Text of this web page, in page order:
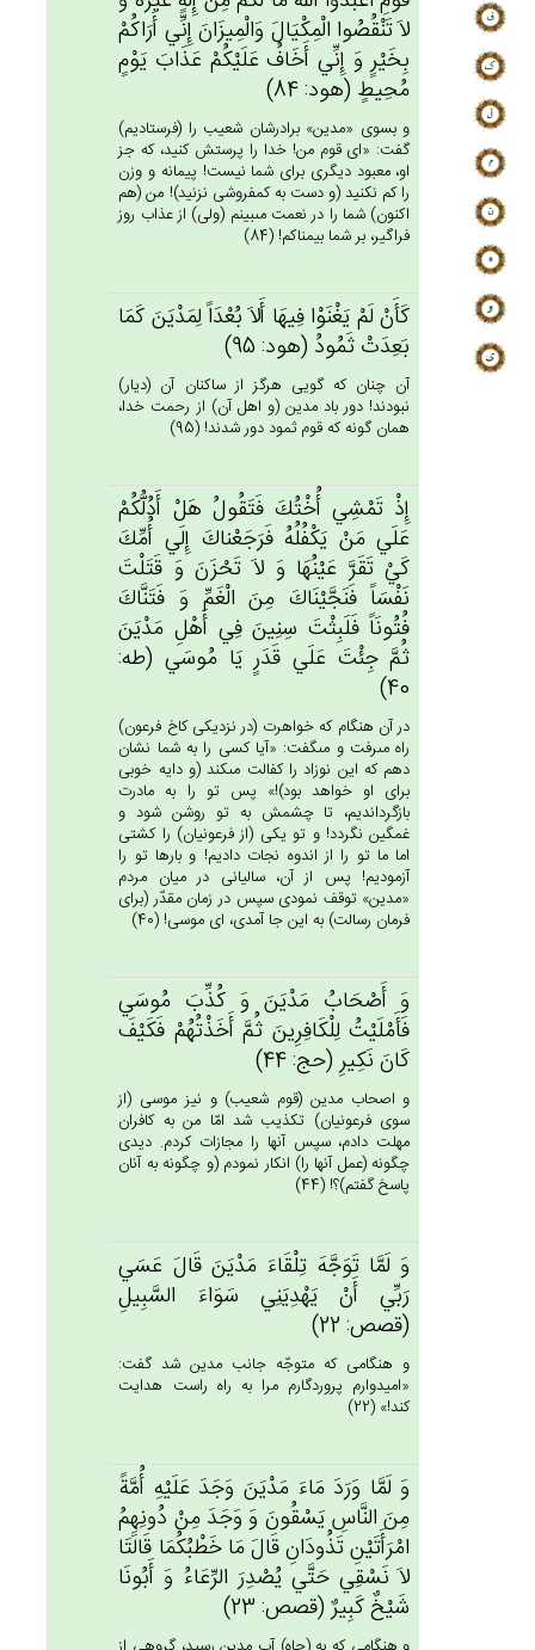
لاَ تَنْقُصُوا الْمِكْيَال‌َ وَالْمِيزَان‌َ إِنِّي‌ أَرَاكُمْ‌
بِخَيْرٍ وَ إِنِّي‌ أَخَاف‌ُ عَلَيْكُم‌ْ عَذَاب‌َ يَوْم‌ٍ
مُحِيط‌ٍ (هود: 84)
و بسوى «مدين» برادرشان شعيب را (فرستاديم)
گفت: «اى قوم من! خدا را پرستش كنيد، كه جز
او، معبود ديگرى براى شما نيست! پيمانه و وزن
را كم نكنيد (و دست به كم‏فروشى نزنيد)! من (هم
اكنون) شما را در نعمت مى‏بينم (ولى) از عذاب روز
فراگير، بر شما بيمناكم! (84)
كَأَن‌ْ لَم‌ْ يَغْنَوْا فِيهَا أَلاَ بُعْدَاً لِمَدْيَن‌َ كَمَا
بَعِدَت‌ْ ثَمُودُ (هود: 95)
آن چنان كه گويى هرگز از ساكنان آن (ديار)
نبودند! دور باد مدين (و اهل آن) از رحمت خدا،
همان گونه كه قوم ثمود دور شدند! (95)
إِذْ تَمْشِي‌ أُخْتُك‌َ فَتَقُول‌ُ هَل‌ْ أَدُلُّكُم‌ْ
عَلَي‌ مَنْ‌ يَكْفُلُه‌ُ فَرَجَعْناك‌َ إِلَي‌ أُمِّك‌َ
كَي‌ْ تَقَرَّ عَيْنُهَا وَ لاَ تَحْزَن‌َ وَ قَتَلْت‌َ
نَفْسَاً فَنَجَّيْنَاك‌َ مِن‌َ الْغَم‌ِّ وَ فَتَنَّاك‌َ
فُتُونَاً فَلَبِثْت‌َ سِنِين‌َ فِي‌ أَهْل‌ِ مَدْيَن‌َ
ثُم‌َّ جِئْت‌َ عَلَي‌ قَدَرٍ يَا مُوسَي‌ (طه:
40)
در آن هنگام كه خواهرت (در نزديكى كاخ فرعون)
راه مى‏رفت و مى‏گفت: «آيا كسى را به شما نشان
دهم كه اين نوزاد را كفالت مى‏كند (و دايه خوبى
براى او خواهد بود)!» پس تو را به مادرت
بازگردانديم، تا چشمش به تو روشن شود و
غمگين نگردد! و تو يكى (از فرعونيان) را كشتى
اما ما تو را از اندوه نجات داديم! و بارها تو را
آزموديم! پس از آن، ساليانى در ميان مردم
«مدين» توقف نمودى سپس در زمان مقدّر (براى
فرمان رسالت) به اين جا آمدى، اى موسى! (40)
وَ أَصْحَاب‌ُ مَدْيَن‌َ وَ كُذِّب‌َ مُوسَي‌
فَأَمْلَيْت‌ُ لِلْكَافِرِين‌َ ثُم‌َّ أَخَذْتُهُم‌ْ فَكَيْف‌َ
كَان‌َ نَكِيرِ (حج: 44)
و اصحاب مدين (قوم شعيب) و نيز موسى (از
سوى فرعونيان) تكذيب شد امّا من به كافران
مهلت دادم، سپس آنها را مجازات كردم. ديدى
چگونه (عمل آنها را) انكار نمودم (و چگونه به آنان
پاسخ گفتم)؟! (44)
وَ لَمَّا تَوَجَّه‌َ تِلْقَاءَ مَدْيَن‌َ قَال‌َ عَسَي‌
رَبِّي‌ أَنْ‌ يَهْدِيَنِي‌ سَوَاءَ السَّبِيل‌ِ
(قصص: 22)
و هنگامى كه متوجّه جانب مدين شد گفت:
«اميدوارم پروردگارم مرا به راه راست هدايت
كند!» (22)
وَ لَمَّا وَرَدَ مَاءَ مَدْيَن‌َ وَجَدَ عَلَيْه‌ِ أُمَّة‌ً
مِن‌َ النَّاس‌ِ يَسْقُون‌َ وَ وَجَدَ مِنْ‌ دُونِهِم‌ُ
امْرَأَتَيْن‌ِ تَذُودَان‌ِ قَال‌َ مَا خَطْبُكُمَا قَالَتَا
لاَ نَسْقِي‌ حَتَّي‌ يُصْدِرَ الرِّعَاءُ وَ أَبُونَا
شَيْخ‌ٌ كَبِيرٌ (قصص: 23)